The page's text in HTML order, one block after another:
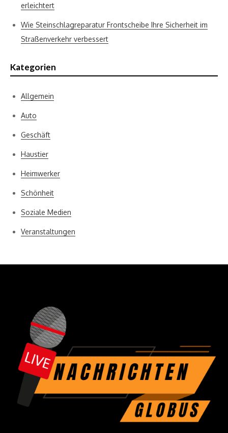
erleichtert
Wie Steinschlagreparatur Frontscheibe Ihre Sicherheit im
Straßenverkehr verbessert
Kategorien
Allgemein
Auto
Geschäft
Haustier
Heimwerker
Schönheit
Soziale Medien
Veranstaltungen